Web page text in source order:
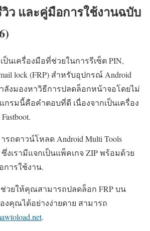
ว และคู่มือการใช้งานฉบับ
เป็นเครื่องมือที่ช่วยในการรีเซ็ต PIN,
lock (FRP) สำหรับอุปกรณ์ Android
ลังมองหาวิธีการปลดล็อกหน้าจอโดยไม่
กรมนี้คือคำตอบที่ดี เนื่องจากเป็นเครื่อง
ถดาวน์โหลด Android Multi Tools
งเรามีแจกเป็นแพ็คเกจ ZIP พร้อมด้วย
การใช้งาน.
ช่วยให้คุณสามารถปลดล็อก FRP บน
งคุณได้อย่างง่ายดาย สามารถ
.